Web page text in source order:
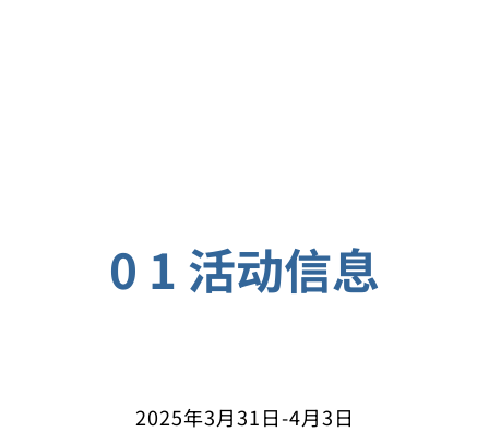
0 1 活动信息
2025年3月31日-4月3日